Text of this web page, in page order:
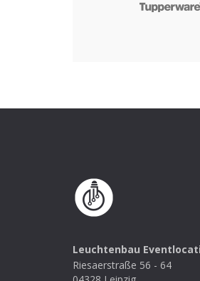
Leuchtenbau
Riesaerstraße 56 - 64